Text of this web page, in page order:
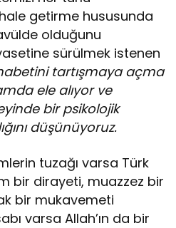
getirme hususunda
olduğunu
sürülmek istenen
tartışmaya açma
ele alıyor ve
bir psikolojik
düşünüyoruz.
tuzağı varsa Türk
bir dirayeti, muazzez bir
bir mukavemeti
varsa Allah’ın da bir